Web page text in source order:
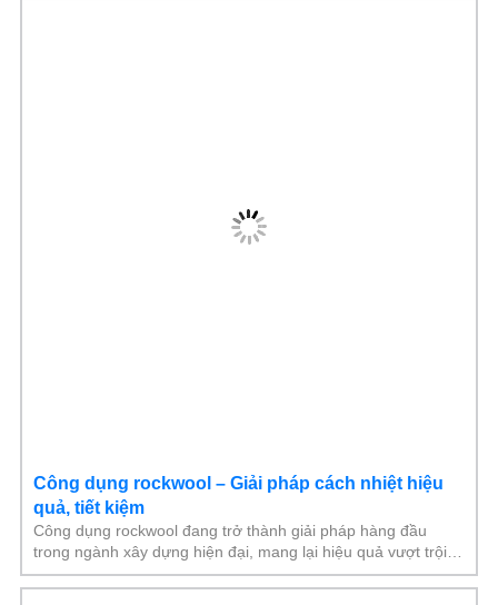
Công dụng rockwool – Giải pháp cách nhiệt hiệu
quả, tiết kiệm
Công dụng rockwool đang trở thành giải pháp hàng đầu
trong ngành xây dựng hiện đại, mang lại hiệu quả vượt trội
về cách nhiệt, cách âm và chống cháy.